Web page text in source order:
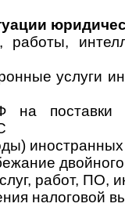
услуги
поставки
работ, ПО,
налоговой